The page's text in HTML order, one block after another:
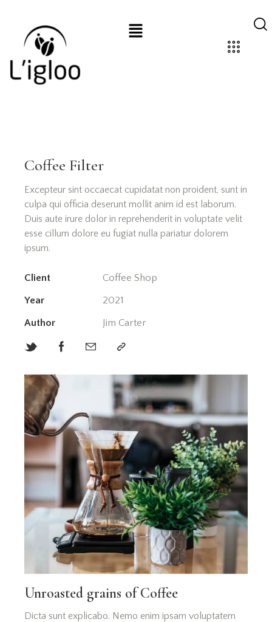
Coffee Filter
Excepteur sint occaecat cupidatat non proident, sunt in
culpa qui officia deserunt mollit anim id est laborum.
Duis aute irure dolor in reprehenderit in voluptate velit
esse cillum dolore eu fugiat nulla pariatur dolorem
ipsum.
Client Coffee Shop
Year 2021
Author Jim Carter
Unroasted grains of Coffee
Dicta sunt explicabo. Nemo enim ipsam voluptatem